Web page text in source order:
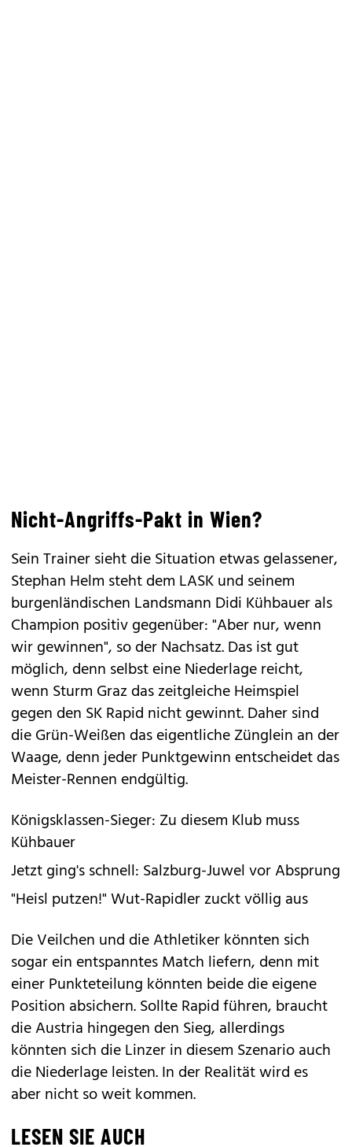
Nicht-Angriffs-Pakt in Wien?
Sein Trainer sieht die Situation etwas gelassener,
Stephan Helm steht dem LASK und seinem
burgenländischen Landsmann Didi Kühbauer als
Champion positiv gegenüber: "Aber nur, wenn
wir gewinnen", so der Nachsatz. Das ist gut
möglich, denn selbst eine Niederlage reicht,
wenn Sturm Graz das zeitgleiche Heimspiel
gegen den SK Rapid nicht gewinnt. Daher sind
die Grün-Weißen das eigentliche Zünglein an der
Waage, denn jeder Punktgewinn entscheidet das
Meister-Rennen endgültig.
Königsklassen-Sieger: Zu diesem Klub muss
Kühbauer
Jetzt ging's schnell: Salzburg-Juwel vor Absprung
"Heisl putzen!" Wut-Rapidler zuckt völlig aus
Die Veilchen und die Athletiker könnten sich
sogar ein entspanntes Match liefern, denn mit
einer Punkteteilung könnten beide die eigene
Position absichern. Sollte Rapid führen, braucht
die Austria hingegen den Sieg, allerdings
könnten sich die Linzer in diesem Szenario auch
die Niederlage leisten. In der Realität wird es
aber nicht so weit kommen.
LESEN SIE AUCH